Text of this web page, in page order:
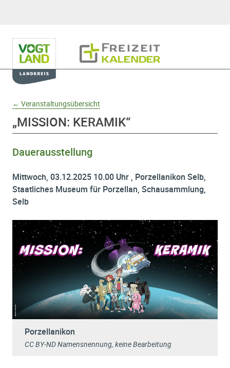
← Veranstaltungsübersicht
„MISSION: KERAMIK“
Dauerausstellung
Mittwoch, 03.12.2025 10.00 Uhr , Porzellanikon Selb,
Staatliches Museum für Porzellan, Schausammlung,
Selb
Porzellanikon
CC BY-ND Namensnennung, keine Bearbeitung